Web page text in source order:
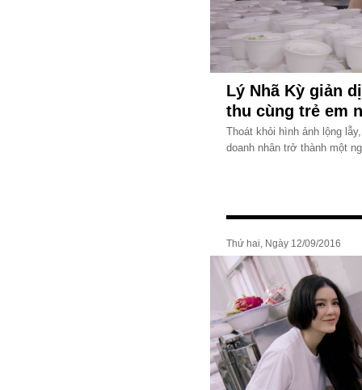
Lý Nhã Kỳ giản
thu cùng trẻ em
Thoát khỏi hình ảnh lộng
doanh nhân trở thành một
Thứ hai, Ngày 12/09/2016